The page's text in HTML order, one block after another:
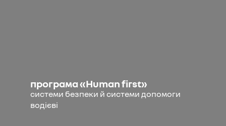
програма «Human first»
системи безпеки й системи допомоги
водієві